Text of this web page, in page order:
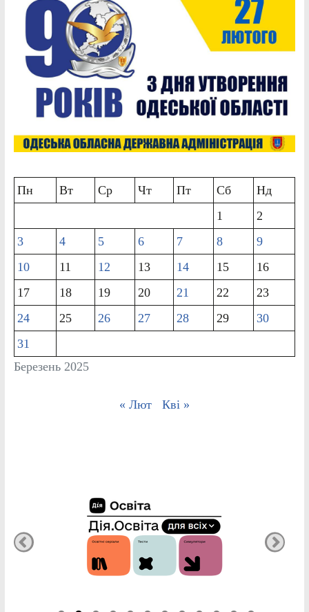
Березень 2025
Пн Вт Ср Чт Пт Сб
Нд
1
2
3
4 5 6 7 8
9
10
11 12 13 14 15
16
17
18 19 20 21 22
23
24
25 26 27 28 29
30
31
« Лют Кві »